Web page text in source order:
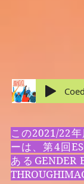
この2021/22
ーは、第4回
あるGENDER